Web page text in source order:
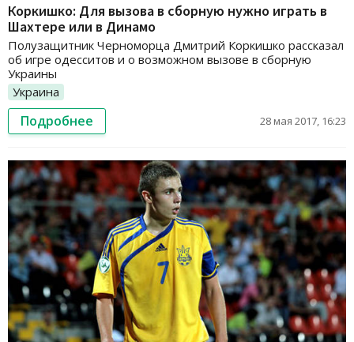
Коркишко: Для вызова в сборную нужно играть в
Шахтере или в Динамо
Полузащитник Черноморца Дмитрий Коркишко рассказал
об игре одесситов и о возможном вызове в сборную
Украины
Украина
Подробнее 28 мая 2017, 16:23